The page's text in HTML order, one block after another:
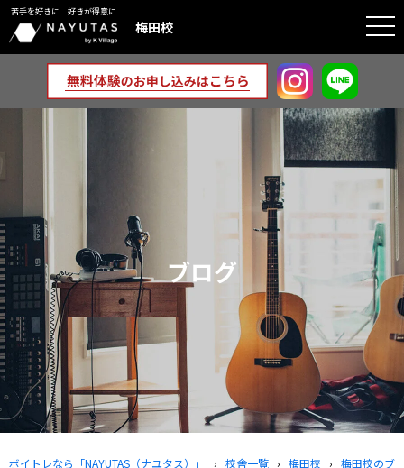
苦手を好きに 好きが得意に
梅田校
ブログ
ボイトレなら「NAYUTAS（ナユタス）」 › 校舎一覧 › 梅田校 › 梅田校のブ